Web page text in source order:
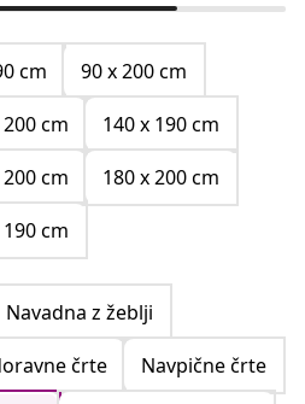
cm
90 x 200 cm
cm
140 x 190 cm
cm
180 x 200 cm
cm
Navadna z žeblji
črte
Navpične črte